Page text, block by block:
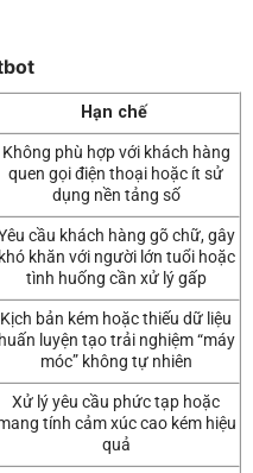
Hạn chế
Không phù hợp với khách hàng
quen gọi điện thoại hoặc ít sử
dụng nền tảng số
cầu khách hàng gõ chữ, gây
khó khăn với người lớn tuổi hoặc
tình huống cần xử lý gấp
Kịch bản kém hoặc thiếu dữ liệu
huấn luyện tạo trải nghiệm “máy
móc” không tự nhiên
Xử lý yêu cầu phức tạp hoặc
tính cảm xúc cao kém hiệu
quả